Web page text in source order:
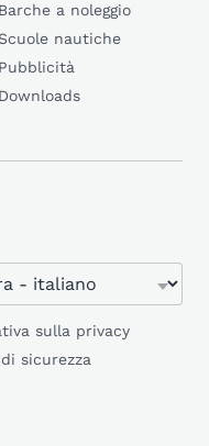
Barche a noleggio
Scuole nautiche
Pubblicità
Downloads
sulla privacy
sicurezza